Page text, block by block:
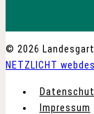
© 2026
NETZLICHT
Impressum